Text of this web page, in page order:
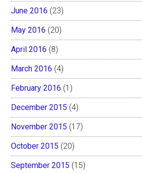
June 2016 (23)
May 2016 (20)
April 2016 (8)
March 2016 (4)
February 2016 (1)
December 2015 (4)
November 2015 (17)
October 2015 (20)
September 2015 (15)